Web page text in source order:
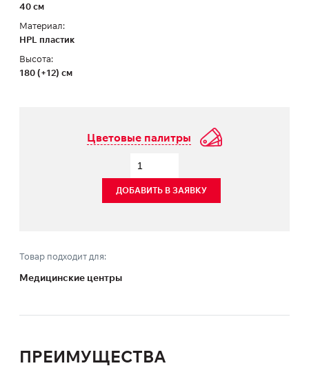
40 см
Материал:
HPL пластик
Высота:
180 (+12) см
Цветовые палитры
ДОБАВИТЬ В ЗАЯВКУ
Товар подходит для:
Медицинские центры
ПРЕИМУЩЕСТВА